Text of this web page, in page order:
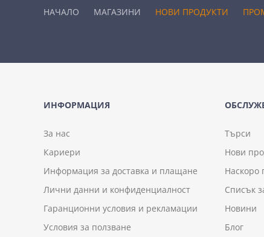
НАЧАЛО МАГАЗИНИ НОВИ ПРОДУКТИ
ИНФОРМАЦИЯ
За нас
Кариери
Информация за доставка и плащане
Лични данни и конфиденциалност
Гаранционни условия и рекламации
Условия за ползване
Търси
Нови
Наскоро
Списък
Новини
Блог